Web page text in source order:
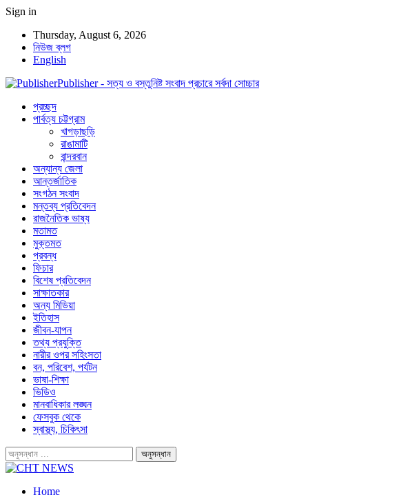
Sign in
Thursday, August 6, 2026
নিউজ ব্লগ
English
Publisher - সত্য ও বস্তুনিষ্ট সংবাদ প্রচারে সর্বদা সোচ্চার
প্রচ্ছদ
পার্বত্য চট্টগ্রাম
খাগড়াছড়ি
রাঙামাটি
বান্দরবান
অন্যান্য জেলা
আন্তর্জাতিক
সংগঠন সংবাদ
মন্তব্য প্রতিবেদন
রাজনৈতিক ভাষ্য
মতামত
মুক্তমত
প্রবন্ধ
ফিচার
বিশেষ প্রতিবেদন
সাক্ষাতকার
অন্য মিডিয়া
ইতিহাস
জীবন-যাপন
তথ্য প্রযুক্তি
নারীর ওপর সহিংসতা
বন, পরিবেশ, পর্যটন
ভাষা-শিক্ষা
ভিডিও
মানবাধিকার লঙ্ঘন
ফেসবুক থেকে
স্বাস্থ্য, চিকিৎসা
Home